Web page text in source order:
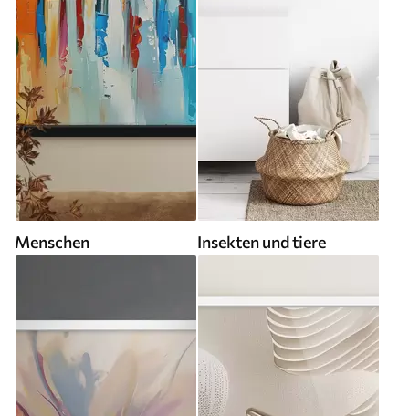
Menschen Insekten und tiere